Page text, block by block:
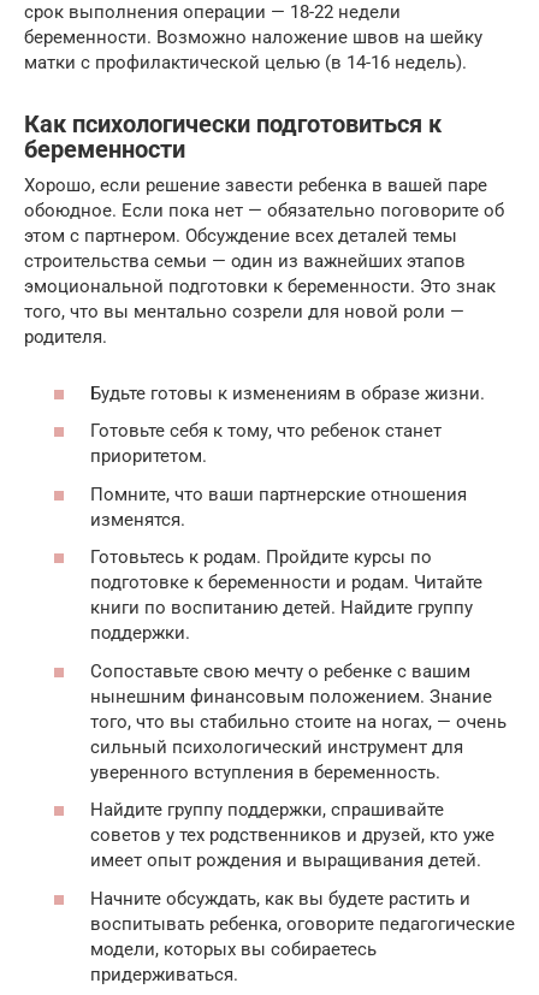
срок выполнения операции — 18-22 недели
беременности. Возможно наложение швов на шейку
матки с профилактической целью (в 14-16 недель).
Как психологически подготовиться к
беременности
Хорошо, если решение завести ребенка в вашей паре
обоюдное. Если пока нет — обязательно поговорите об
этом с партнером. Обсуждение всех деталей темы
строительства семьи — один из важнейших этапов
эмоциональной подготовки к беременности. Это знак
того, что вы ментально созрели для новой роли —
родителя.
Будьте готовы к изменениям в образе жизни.
Готовьте себя к тому, что ребенок станет
приоритетом.
Помните, что ваши партнерские отношения
изменятся.
Готовьтесь к родам. Пройдите курсы по
подготовке к беременности и родам. Читайте
книги по воспитанию детей. Найдите группу
поддержки.
Сопоставьте свою мечту о ребенке с вашим
нынешним финансовым положением. Знание
того, что вы стабильно стоите на ногах, — очень
сильный психологический инструмент для
уверенного вступления в беременность.
Найдите группу поддержки, спрашивайте
советов у тех родственников и друзей, кто уже
имеет опыт рождения и выращивания детей.
Начните обсуждать, как вы будете растить и
воспитывать ребенка, оговорите педагогические
модели, которых вы собираетесь
придерживаться.